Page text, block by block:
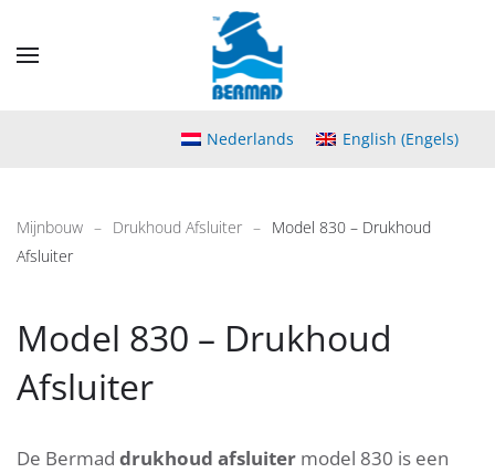
Nederlands English (Engels)
Mijnbouw Drukhoud Afsluiter
Model 830 – Drukhoud
Afsluiter
Model 830 – Drukhoud
Afsluiter
De Bermad drukhoud afsluiter model 830 is een